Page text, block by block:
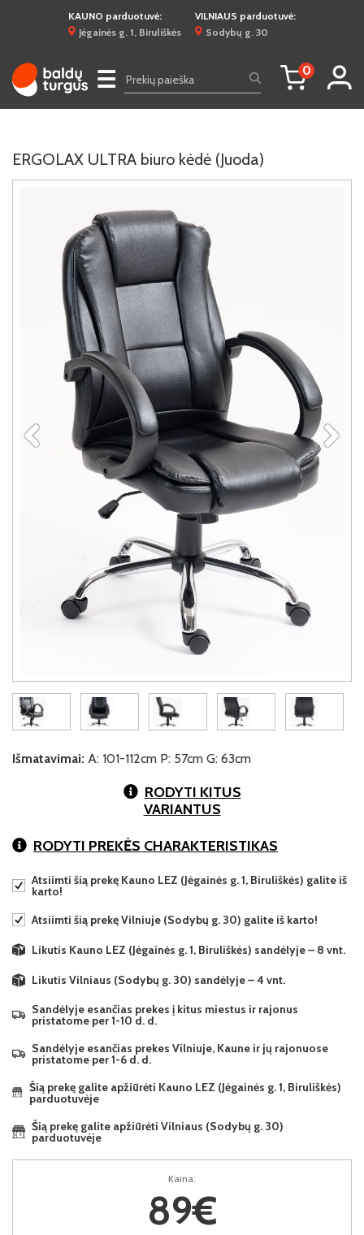
KAUNO parduotuvė:
Jėgainės g. 1, Biruliškės
VILNIAUS parduotuvė:
Sodybų g. 30
☰ 0
ERGOLAX ULTRA biuro kėdė (Juoda)
Išmatavimai: A: 101-112cm P: 57cm G: 63cm
RODYTI KITUS
VARIANTUS
RODYTI PREKĖS CHARAKTERISTIKAS
Atsiimti šią prekę Kauno LEZ (Jėgainės g. 1, Biruliškės) galite iš
karto!
Atsiimti šią prekę Vilniuje (Sodybų g. 30) galite iš karto!
Likutis Kauno LEZ (Jėgainės g. 1, Biruliškės) sandėlyje – 8 vnt.
Likutis Vilniaus (Sodybų g. 30) sandėlyje – 4 vnt.
Sandėlyje esančias prekes į kitus miestus ir rajonus
pristatome per 1-10 d. d.
Sandėlyje esančias prekes Vilniuje, Kaune ir jų rajonuose
pristatome per 1-6 d. d.
Šią prekę galite apžiūrėti Kauno LEZ (Jėgainės g. 1, Biruliškės)
parduotuvėje
Šią prekę galite apžiūrėti Vilniaus (Sodybų g. 30)
parduotuvėje
Kaina:
89€